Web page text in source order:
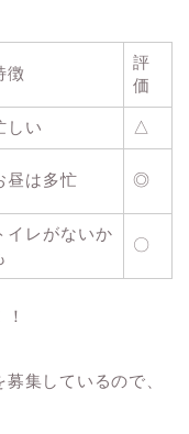
徴
評
価
しい △
昼は多忙 ◎
イレがないか
〇
集しているので、